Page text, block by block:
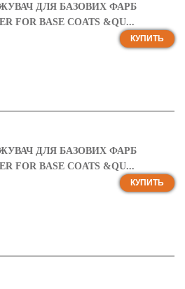
ДЛЯ БАЗОВИХ ФАРБ
FOR BASE COATS &QU...
КУПИТЬ
ДЛЯ БАЗОВИХ ФАРБ
FOR BASE COATS &QU...
КУПИТЬ